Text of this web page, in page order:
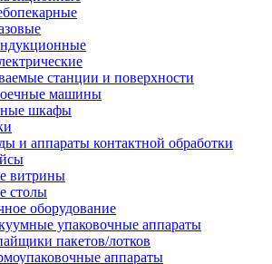
станции и поверхности
машины
шкафы
и аппараты контактной обработки
витрины
столы
оборудование
упаковочные аппараты
пакетов/лотков
аппараты